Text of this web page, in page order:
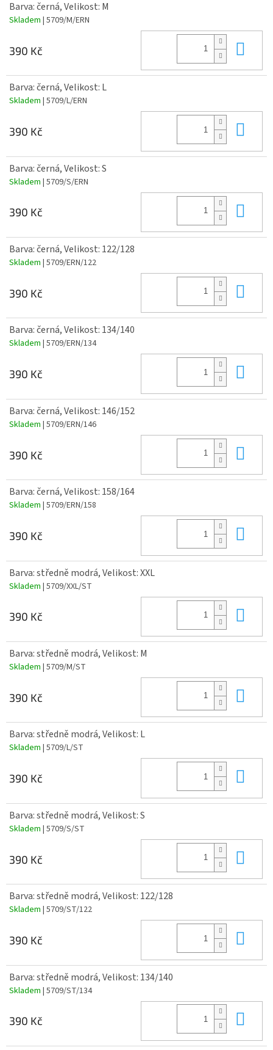
Barva: černá, Velikost: M
Skladem | 5709/M/ERN
390 Kč
Barva: černá, Velikost: L
Skladem | 5709/L/ERN
390 Kč
Barva: černá, Velikost: S
Skladem | 5709/S/ERN
390 Kč
Barva: černá, Velikost: 122/128
Skladem | 5709/ERN/122
390 Kč
Barva: černá, Velikost: 134/140
Skladem | 5709/ERN/134
390 Kč
Barva: černá, Velikost: 146/152
Skladem | 5709/ERN/146
390 Kč
Barva: černá, Velikost: 158/164
Skladem | 5709/ERN/158
390 Kč
Barva: středně modrá, Velikost: XXL
Skladem | 5709/XXL/ST
390 Kč
Barva: středně modrá, Velikost: M
Skladem | 5709/M/ST
390 Kč
Barva: středně modrá, Velikost: L
Skladem | 5709/L/ST
390 Kč
Barva: středně modrá, Velikost: S
Skladem | 5709/S/ST
390 Kč
Barva: středně modrá, Velikost: 122/128
Skladem | 5709/ST/122
390 Kč
Barva: středně modrá, Velikost: 134/140
Skladem | 5709/ST/134
390 Kč